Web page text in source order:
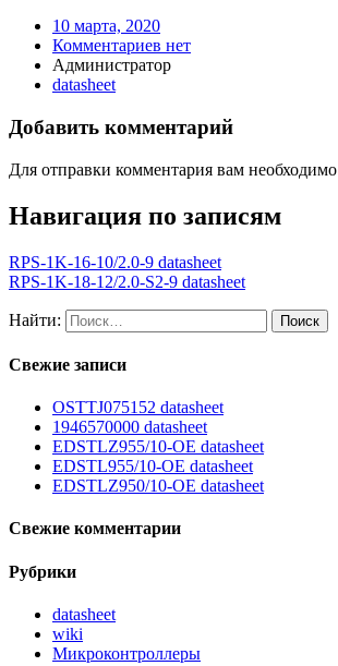
10 марта, 2020
Комментариев нет
Администратор
datasheet
Добавить комментарий
Для отправки комментария вам необходимо
Навигация по записям
RPS-1K-16-10/2.0-9 datasheet
RPS-1K-18-12/2.0-S2-9 datasheet
Найти:
Свежие записи
OSTTJ075152 datasheet
1946570000 datasheet
EDSTLZ955/10-OE datasheet
EDSTL955/10-OE datasheet
EDSTLZ950/10-OE datasheet
Свежие комментарии
Рубрики
datasheet
wiki
Микроконтроллеры